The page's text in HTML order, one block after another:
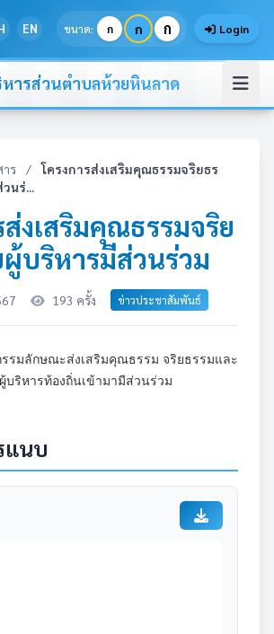
EN ขนาด: ก ก ก Login
หารส่วนตำบลห้วยหินลาด
าร /
โครงการส่งเสริมคุณธรรมจริยธร
นร่...
ส่งเสริมคุณธรรมจริย
ผู้บริหารมีส่วนร่วม
193 ครั้ง ข่าวประชาสัมพันธ์
รรมลักษณะส่งเสริมคุณธรรม จริยธรรมและ
บริหารท้องถิ่นเข้ามามีส่วนร่วม
แนบ